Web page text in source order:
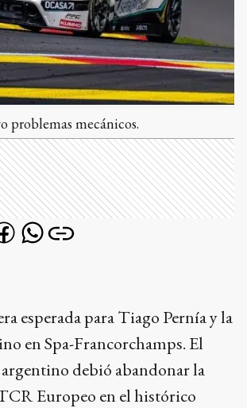
problemas mecánicos.
esperada para Tiago Pernía y la
en Spa-Francorchamps. El
debió abandonar la
Europeo en el histórico